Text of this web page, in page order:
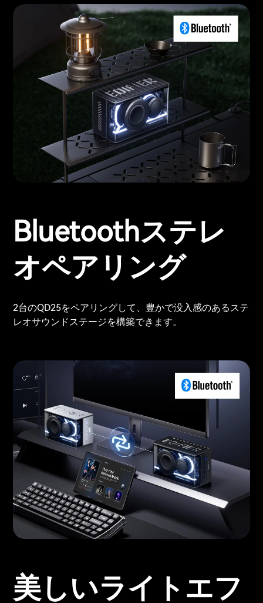
Bluetoothステレ
オペアリング
2台のQD25をペアリングして、豊かで没入感のあるステ
レオサウンドステージを構築できます。
美しいライトエフ